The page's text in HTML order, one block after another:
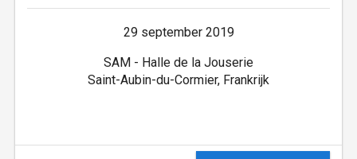
29 september 2019
SAM - Halle de la Jouserie
Saint-Aubin-du-Cormier, Frankrijk